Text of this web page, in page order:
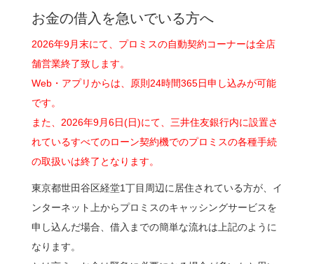
お金の借入を急いでいる方へ
2026年9月末にて、プロミスの自動契約コーナーは全店
舗営業終了致します。
Web・アプリからは、原則24時間365日申し込みが可能
です。
また、2026年9月6日(日)にて、三井住友銀行内に設置さ
れているすべてのローン契約機でのプロミスの各種手続
の取扱いは終了となります。
東京都世田谷区経堂1丁目周辺に居住されている方が、イ
ンターネット上からプロミスのキャッシングサービスを
申し込んだ場合、借入までの簡単な流れは上記のように
なります。